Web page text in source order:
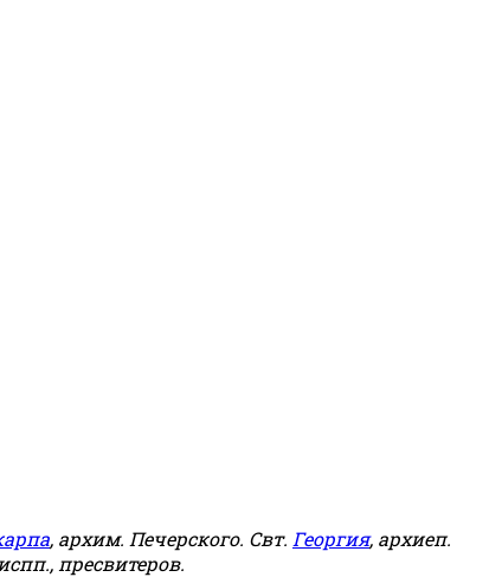
, архим. Печерского. Свт. Георгия, архиеп.
испп., пресвитеров.